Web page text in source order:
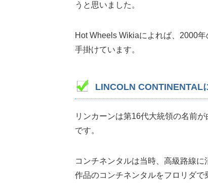
うと思いました。
Hot Wheels Wikiaによれば、2000
手掛けています。
LINCOLN CONTINENTAL
リンカーンは第16代大統領の名前
です。
コンチネンタルは当時、高級路線
作品のコンチネンタルをフロリダ